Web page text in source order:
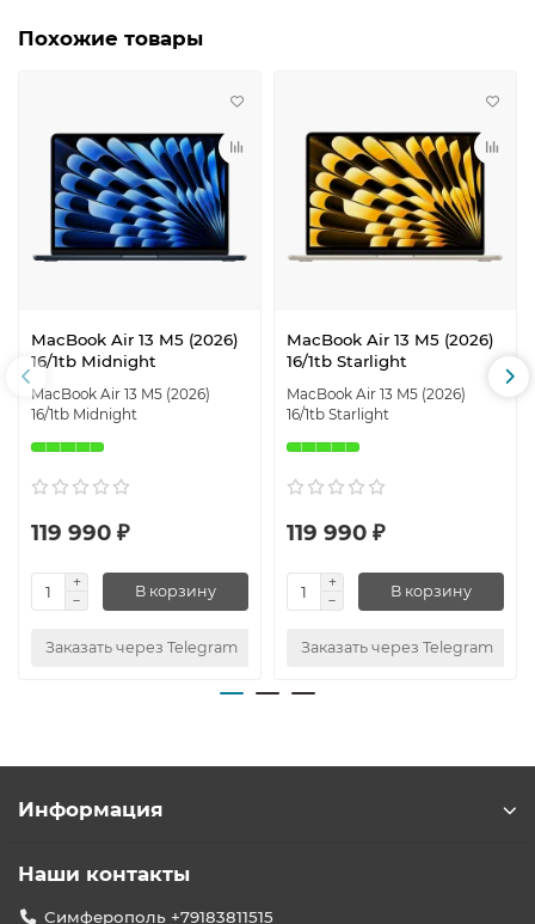
Похожие товары
MacBook Air 13 M5 (2026)
16/1tb Midnight
MacBook Air 13 M5 (2026)
16/1tb Midnight
119 990 ₽
В корзину
Заказать через Telegram
MacBook Air 13 M5 (2026)
16/1tb Starlight
MacBook Air 13 M5 (2026)
16/1tb Starlight
119 990 ₽
В корзину
Заказать через Telegram
Информация
Наши контакты
Симферополь +79183811515